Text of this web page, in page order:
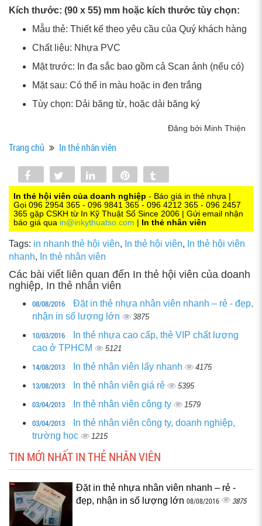
Kích thước: (90 x 55) mm hoặc kích thước tùy chọn:
Mẫu thẻ: Thiết kế theo yêu cầu của Quý khách hàng
Chất liệu: Nhựa PVC
Mặt trước: In đa sắc bao gồm cả Scan ảnh (nếu có)
Mặt sau: Có thể in màu hoặc in đen trắng
Tùy chọn: Dải băng từ, hoặc dải băng ký
Đăng bởi Minh Thiện
Trang chủ In thẻ nhân viên
Share Tweet Share
0
In thẻ hội viên của doanh nghiệp - Báo giá in thẻ nhựa |
Gọi 096 2954 365 - 096 9841 365 - 096 4212 365 - 096 2457
365 gặp CSKH từ In Kỹ Thuật Số Since 2006 | Gửi email nhận
báo giá qua in@inkythuatso.com | In thẻ nhân viên
Tags: in nhanh thẻ hội viên, In thẻ hội viên, In thẻ hội viên
nhanh, In thẻ nhân viên
Các bài viết liên quan đến In thẻ hội viên của doanh
nghiệp, In thẻ nhân viên
08/08/2016
Đặt in thẻ nhựa nhân viên nhanh – rẻ - đẹp,
nhận in số lượng lớn
3875
10/03/2016
In thẻ nhựa cao cấp, thẻ VIP chất lượng
cao ở TPHCM
5121
14/08/2013 In thẻ nhân viên lấy nhanh 4175
13/08/2013 In thẻ nhân viên giá rẻ 5395
03/04/2013 In thẻ nhân viên công ty 1579
03/04/2013
In thẻ nhân viên công ty, doanh nghiệp,
trường học
1215
TIN MỚI NHẤT IN THẺ NHÂN VIÊN
Đặt in thẻ nhựa nhân viên nhanh – rẻ -
đẹp, nhận in số lượng lớn 08/08/2016 3875